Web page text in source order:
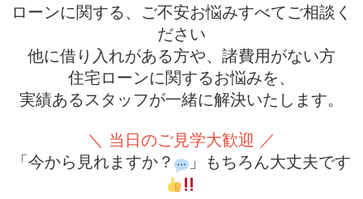
ローンに関する、ご不安お悩みすべてご相談く
ださい
他に借り入れがある方や、諸費用がない方
住宅ローンに関するお悩みを、
実績あるスタッフが一緒に解決いたします。
＼ 当日のご見学大歓迎 ／
「今から見れますか？
」もちろん大丈夫です